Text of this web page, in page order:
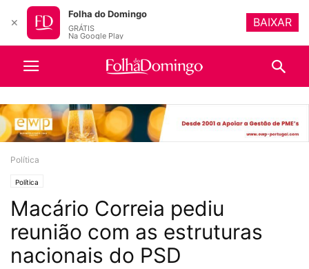
Política
Política
Macário Correia pediu
reunião com as estruturas
nacionais do PSD
✕
Folha do Domingo
GRÁTIS
Na Google Play
BAIXAR